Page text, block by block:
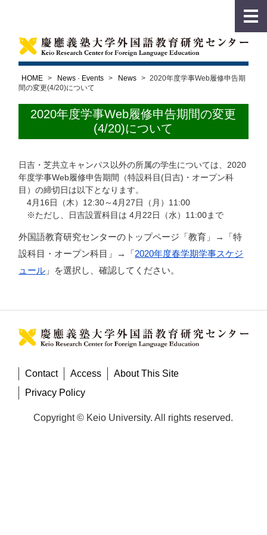
HOME > News · Events > News > 2020年度学事Web履修申告期
間の変更(4/20)について
2020年度学事Web履修申告期間の変更
(4/20)について
日吉・芝共立キャンパス以外の所属の学生については、2020
年度学事Web履修申告期間（特設科目(日吉)・オープン科
目）の締切日は以下となります。
4月16日（木）12:30～4月27日（月）11:00
※ただし、日吉設置科目は 4月22日（水）11:00まで
外国語教育研究センターのトップページ「教育」→「特
設科目・オープン科目」→「2020年度春学期学事スケジ
ュール 」を選択し、確認してください。
Contact Access
About This Site
Privacy Policy
Copyright © Keio University. All rights reserved.